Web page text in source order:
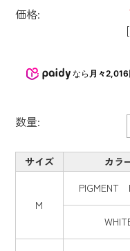
価格:
なら 月々2,016
数量:
サイズ カラ
M
PIGMENT